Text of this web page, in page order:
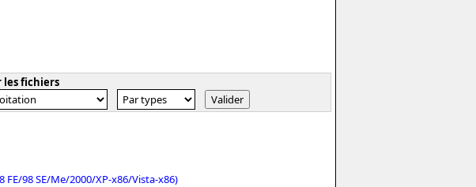
les fichiers
FE/98 SE/Me/2000/XP-x86/Vista-x86)